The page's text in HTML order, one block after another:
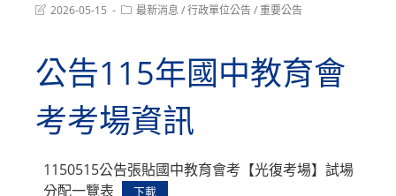
Post2026-05-15
Post最新消息 /行政單位公告/重要公告
公告115年國中教育會
考考場資訊
1150515公告張貼國中教育會考【光復考場】試場
分配一覽表
下載